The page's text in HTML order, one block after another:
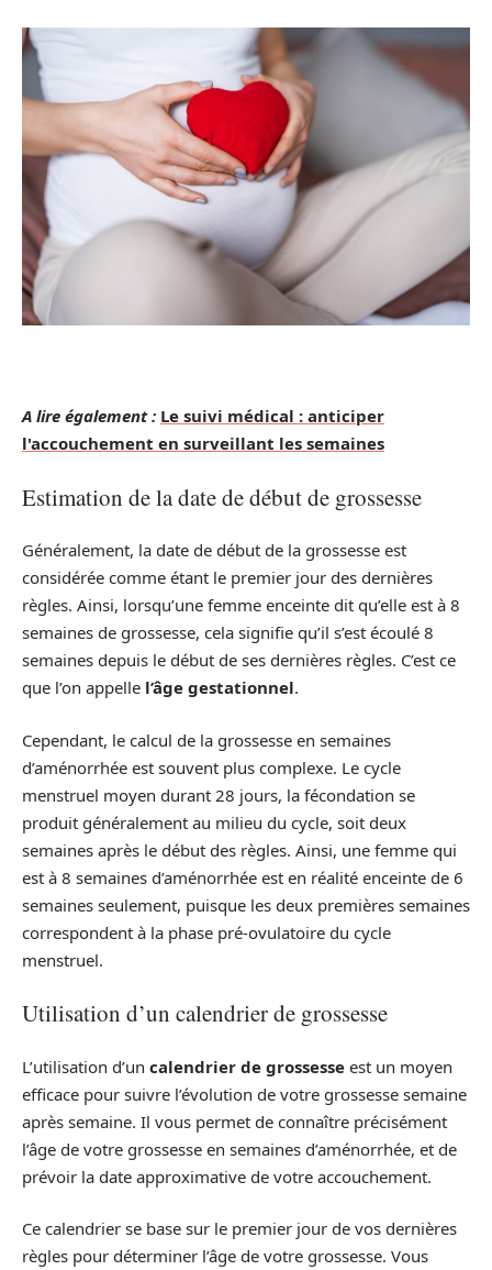
A lire également : Le suivi médical : anticiper
l'accouchement en surveillant les semaines
Estimation de la date de début de grossesse
Généralement, la date de début de la grossesse est
considérée comme étant le premier jour des dernières
règles. Ainsi, lorsqu’une femme enceinte dit qu’elle est à 8
semaines de grossesse, cela signifie qu’il s’est écoulé 8
semaines depuis le début de ses dernières règles. C’est ce
que l’on appelle l’âge gestationnel.
Cependant, le calcul de la grossesse en semaines
d’aménorrhée est souvent plus complexe. Le cycle
menstruel moyen durant 28 jours, la fécondation se
produit généralement au milieu du cycle, soit deux
semaines après le début des règles. Ainsi, une femme qui
est à 8 semaines d’aménorrhée est en réalité enceinte de 6
semaines seulement, puisque les deux premières semaines
correspondent à la phase pré-ovulatoire du cycle
menstruel.
Utilisation d’un calendrier de grossesse
L’utilisation d’un calendrier de grossesse est un moyen
efficace pour suivre l’évolution de votre grossesse semaine
après semaine. Il vous permet de connaître précisément
l’âge de votre grossesse en semaines d’aménorrhée, et de
prévoir la date approximative de votre accouchement.
Ce calendrier se base sur le premier jour de vos dernières
règles pour déterminer l’âge de votre grossesse. Vous